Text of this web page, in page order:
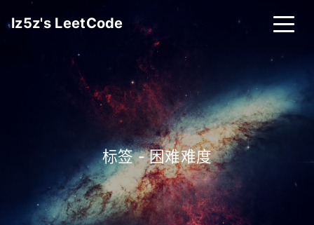
lz5z's LeetCode
标签 - 困难难度